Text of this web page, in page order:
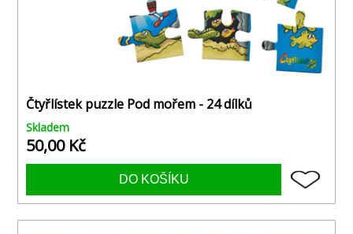
Čtyřlístek puzzle Pod mořem - 24 dílků
Skladem
50,00 Kč